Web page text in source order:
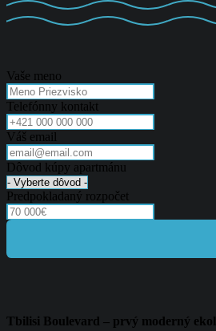
Vaše meno
Telefónny kontakt
Váš email
Dôvod kúpy apartmánu
Predpokladaný rozpočet
Tbilisi Boulevard – prvý moderný